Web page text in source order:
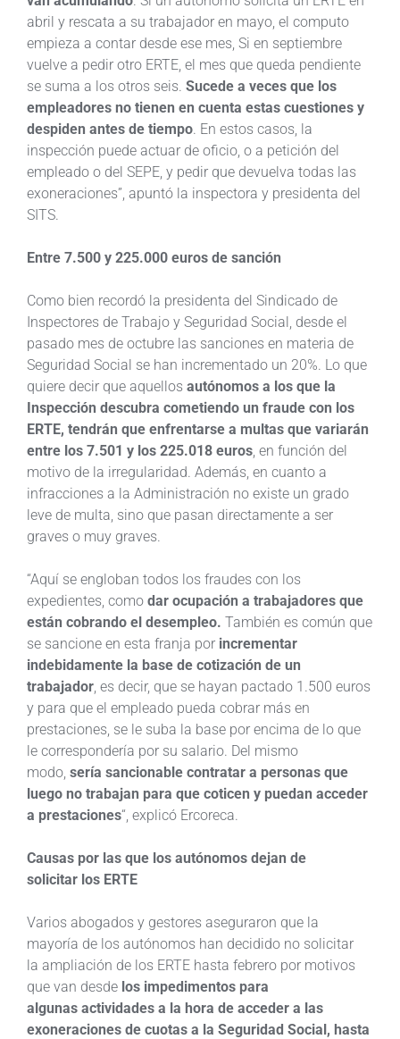
abril y rescata a su trabajador en mayo, el computo
empieza a contar desde ese mes, Si en septiembre
vuelve a pedir otro ERTE, el mes que queda pendiente
se suma a los otros seis. Sucede a veces que los
empleadores no tienen en cuenta estas cuestiones y
despiden antes de tiempo. En estos casos, la
inspección puede actuar de oficio, o a petición del
empleado o del SEPE, y pedir que devuelva todas las
exoneraciones”, apuntó la inspectora y presidenta del
SITS.
Entre 7.500 y 225.000 euros de sanción
Como bien recordó la presidenta del Sindicado de
Inspectores de Trabajo y Seguridad Social, desde el
pasado mes de octubre las sanciones en materia de
Seguridad Social se han incrementado un 20%. Lo que
quiere decir que aquellos autónomos a los que la
Inspección descubra cometiendo un fraude con los
ERTE, tendrán que enfrentarse a multas que variarán
entre los 7.501 y los 225.018 euros , en función del
motivo de la irregularidad. Además, en cuanto a
infracciones a la Administración no existe un grado
leve de multa, sino que pasan directamente a ser
graves o muy graves.
“Aquí se engloban todos los fraudes con los
expedientes, como dar ocupación a trabajadores que
están cobrando el desempleo. También es común que
se sancione en esta franja por incrementar
indebidamente la base de cotización de un
trabajador , es decir, que se hayan pactado 1.500 euros
y para que el empleado pueda cobrar más en
prestaciones, se le suba la base por encima de lo que
le correspondería por su salario. Del mismo
modo, sería sancionable contratar a personas que
luego no trabajan para que coticen y puedan acceder
a prestaciones“, explicó Ercoreca.
Causas por las que los autónomos dejan de
solicitar los ERTE
Varios abogados y gestores aseguraron que la
mayoría de los autónomos han decidido no solicitar
la ampliación de los ERTE hasta febrero por motivos
que van desde los impedimentos para
algunas actividades a la hora de acceder a las
exoneraciones de cuotas a la Seguridad Social, hasta